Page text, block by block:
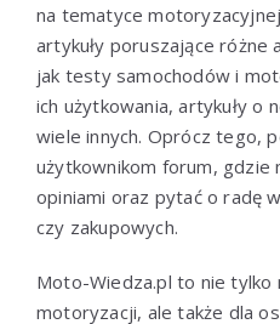
na tematyce
artykuły poruszające
jak testy samochodów i
ich użytkowania, artykuły o
wiele innych. Oprócz tego,
użytkownikom forum, gdzie
opiniami oraz pytać o radę
czy zakupowych.
Moto-Wiedza.pl to nie
motoryzacji, ale także dla